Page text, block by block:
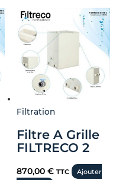
Filtration
Filtre A Grille
FILTRECO 2
870,00€ TTC
Ajouter